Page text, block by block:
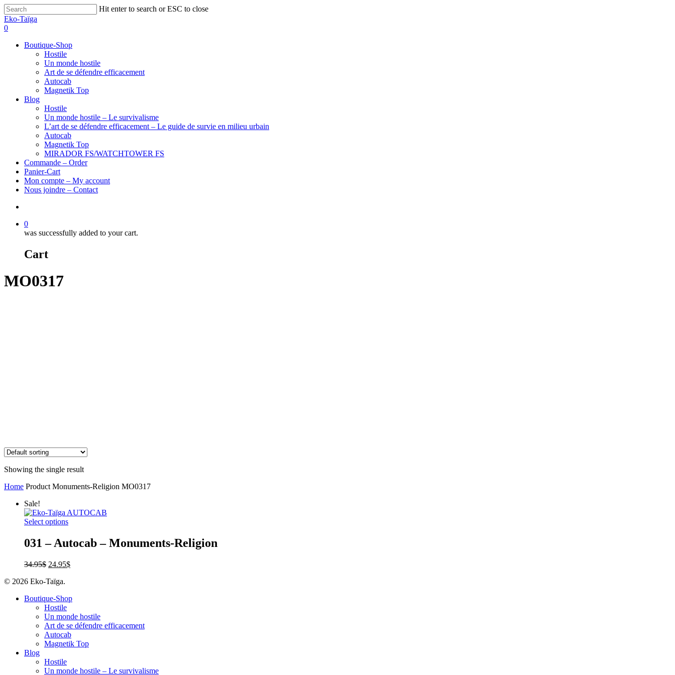
Hit enter to search or ESC to close
Eko-Taïga
0
Boutique-Shop
Hostile
Un monde hostile
Art de se défendre efficacement
Autocab
Magnetik Top
Blog
Hostile
Un monde hostile – Le survivalisme
L’art de se défendre efficacement – Le guide de survie en milieu urbain
Autocab
Magnetik Top
MIRADOR FS/WATCHTOWER FS
Commande – Order
Panier-Cart
Mon compte – My account
Nous joindre – Contact
0
was successfully added to your cart.
Cart
MO0317
Showing the single result
Home Product Monuments-Religion MO0317
Sale!
Select options
031 – Autocab – Monuments-Religion
34.95$ 24.95$
© 2026 Eko-Taïga.
Boutique-Shop
Hostile
Un monde hostile
Art de se défendre efficacement
Autocab
Magnetik Top
Blog
Hostile
Un monde hostile – Le survivalisme